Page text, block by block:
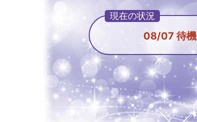
08/07 待機